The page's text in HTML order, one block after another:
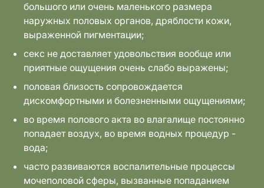
большого или очень маленького размера
наружных половых органов, дряблости кожи,
выраженной пигментации;
секс не доставляет удовольствия вообще или
приятные ощущения очень слабо выражены;
половая близость сопровождается
дискомфортными и болезненными ощущениями;
во время полового акта во влагалище постоянно
попадает воздух, во время водных процедур -
вода;
часто развиваются воспалительные процессы
мочеполовой сферы, вызванные попаданием